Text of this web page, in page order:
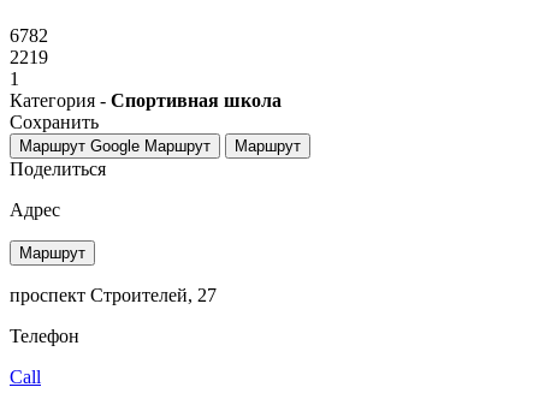
6782
2219
1
Категория - Спортивная школа
Сохранить
Маршрут Google Маршрут Маршрут
Поделиться
Адрес
Маршрут
проспект Строителей, 27
Телефон
Call